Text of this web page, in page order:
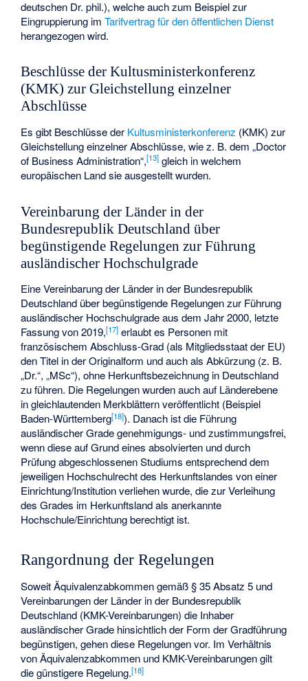
deutschen Dr. phil.), welche auch zum Beispiel zur
Eingruppierung imTarifvertrag für den öffentlichen Dienst
herangezogen wird.
Beschlüsse der Kultusministerkonferenz
(KMK) zur Gleichstellung einzelner
Abschlüsse
Es gibt Beschlüsse der Kultusministerkonferenz (KMK) zur
Gleichstellung einzelner Abschlüsse, wie z. B. dem „Doctor
of Business Administration“,[13] gleich in welchem
europäischen Land sie ausgestellt wurden.
Vereinbarung der Länder in der
Bundesrepublik Deutschland über
begünstigende Regelungen zur Führung
ausländischer Hochschulgrade
Eine Vereinbarung der Länder in der Bundesrepublik
Deutschland über begünstigende Regelungen zur Führung
ausländischer Hochschulgrade aus dem Jahr 2000, letzte
Fassung von 2019,[17] erlaubt es Personen mit
französischem Abschluss-Grad (als Mitgliedsstaat der EU)
den Titel in der Originalform und auch als Abkürzung (z. B.
„Dr.“, „MSc“), ohne Herkunftsbezeichnung in Deutschland
zu führen. Die Regelungen wurden auch auf Länderebene
in gleichlautenden Merkblättern veröffentlicht (Beispiel
Baden-Württemberg[18]). Danach ist die Führung
ausländischer Grade genehmigungs- und zustimmungsfrei,
wenn diese auf Grund eines absolvierten und durch
Prüfung abgeschlossenen Studiums entsprechend dem
jeweiligen Hochschulrecht des Herkunftslandes von einer
Einrichtung/Institution verliehen wurde, die zur Verleihung
des Grades im Herkunftsland als anerkannte
Hochschule/Einrichtung berechtigt ist.
Rangordnung der Regelungen
Soweit Äquivalenzabkommen gemäß § 35 Absatz 5 und
Vereinbarungen der Länder in der Bundesrepublik
Deutschland (KMK-Vereinbarungen) die Inhaber
ausländischer Grade hinsichtlich der Form der Gradführung
begünstigen, gehen diese Regelungen vor. Im Verhältnis
von Äquivalenzabkommen und KMK-Vereinbarungen gilt
die günstigere Regelung.[18]